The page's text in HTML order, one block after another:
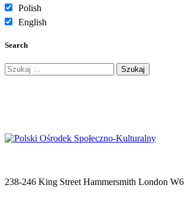
Polish
English
Search
Szukaj:
238-246 King Street Hammersmith London